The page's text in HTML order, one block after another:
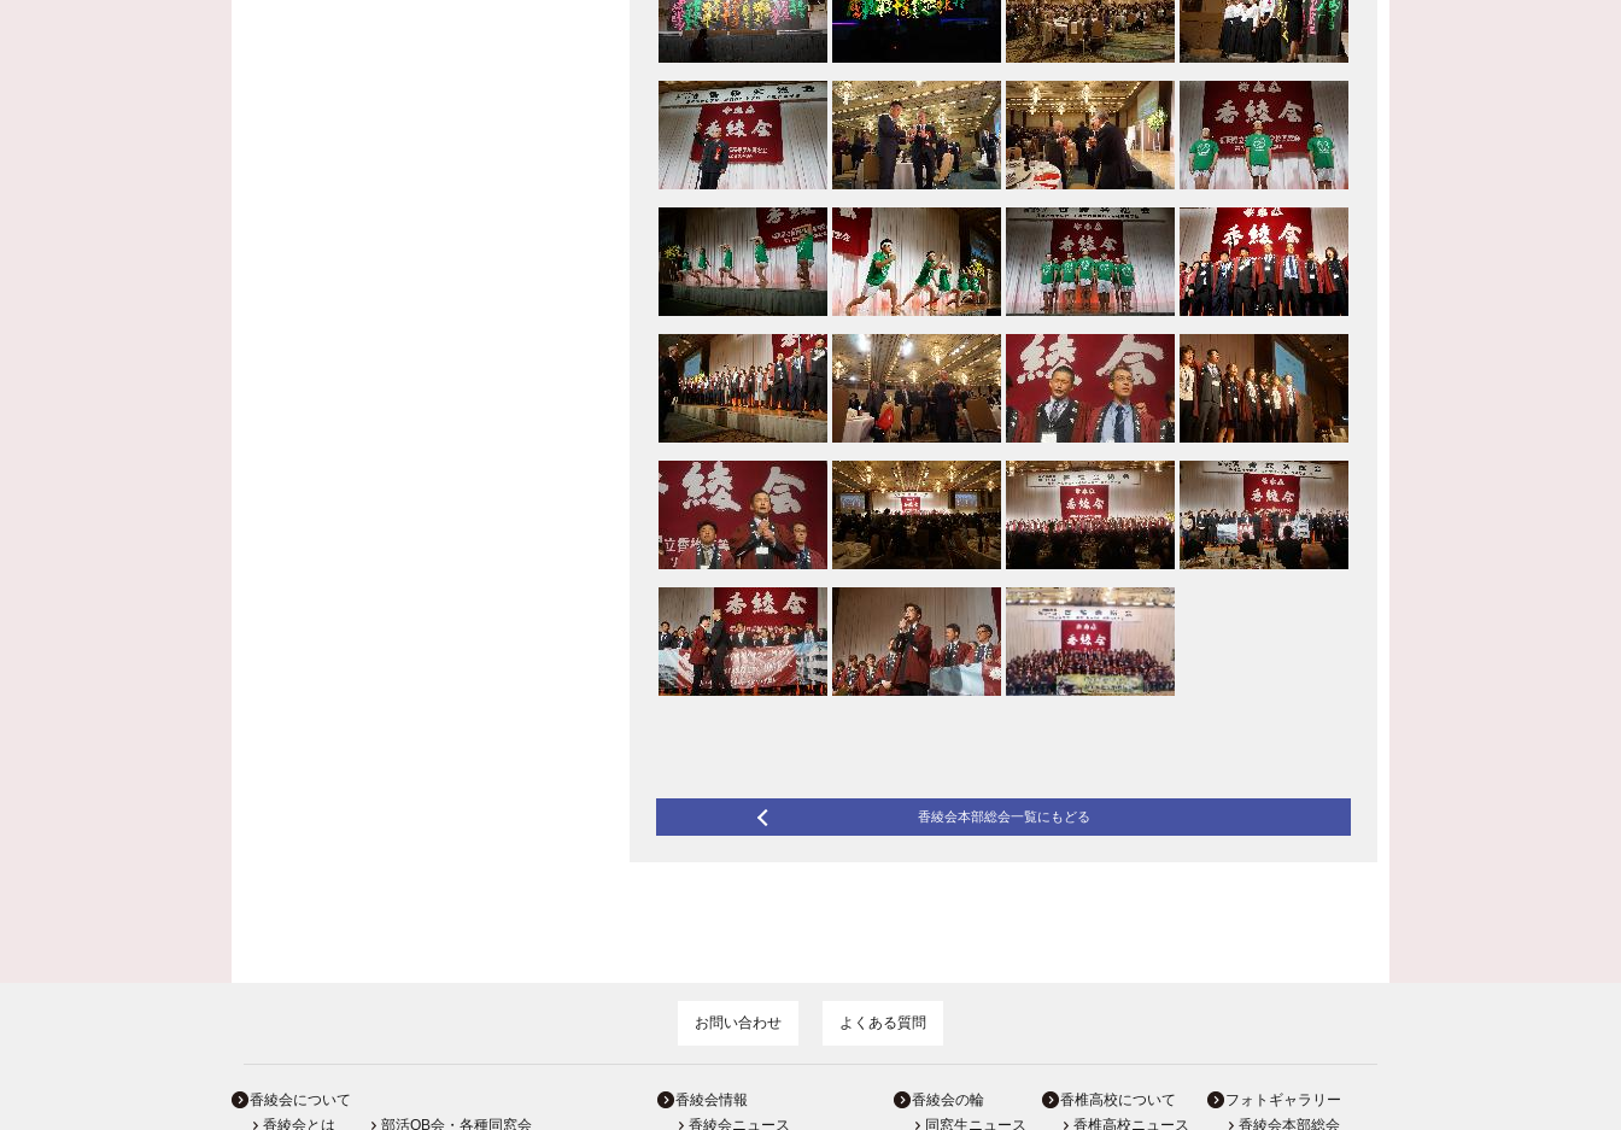
香綾会本部総会一覧にもどる
お問い合わせ よくある質問
香綾会について
香綾会とは
部活OB会・各種同窓会
香綾会情報
香綾会ニュース
香綾会の輪
同窓生ニュース
香椎高校について
香椎高校ニュース
フォトギャラリー
香綾会本部総会